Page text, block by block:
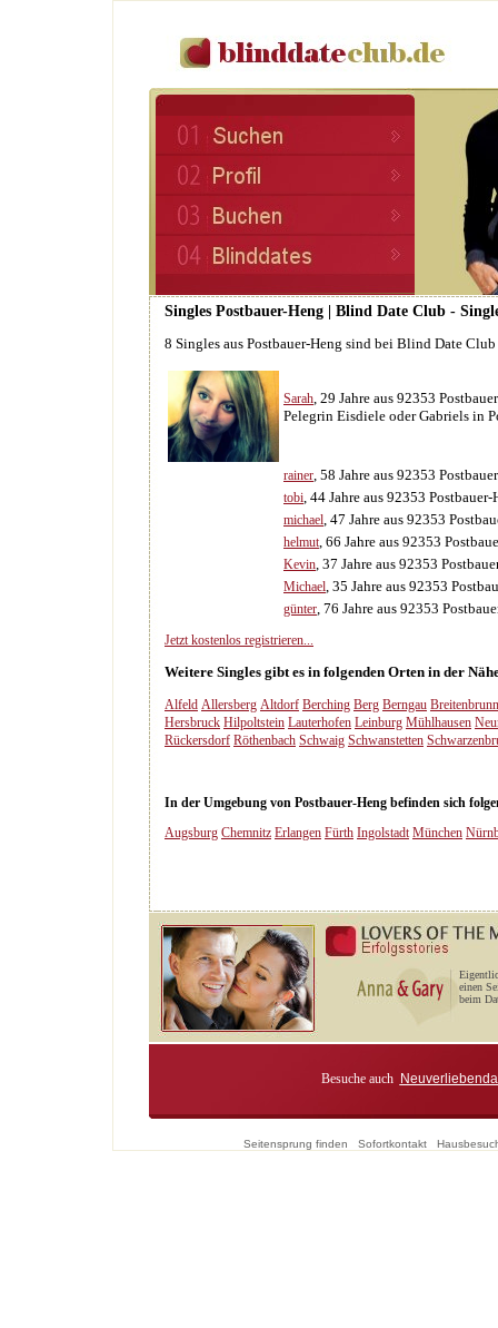
Singles Postbauer-Heng | Blind Date Club -
8 Singles aus Postbauer-Heng sind bei Blind Date
Sarah, 29 Jahre aus 92353
Pelegrin Eisdiele oder Gabriels in
rainer, 58 Jahre aus 92353
tobi, 44 Jahre aus 92353 Postbauer-
michael, 47 Jahre aus 92353
helmut, 66 Jahre aus 92353
Kevin, 37 Jahre aus 92353
Michael, 35 Jahre aus 92353
günter, 76 Jahre aus 92353
Jetzt kostenlos registrieren...
Weitere Singles gibt es in folgenden Orten in der
Alfeld Allersberg Altdorf Berching Berg Berngau Breitenbrunn
Hersbruck Hilpoltstein Lauterhofen Leinburg Mühlhausen
Rückersdorf Röthenbach Schwaig Schwanstetten
In der Umgebung von Postbauer-Heng befinden sich
Augsburg Chemnitz Erlangen Fürth Ingolstadt München
einen
beim
Besuche auch
Seitensprung finden Sofortkontakt